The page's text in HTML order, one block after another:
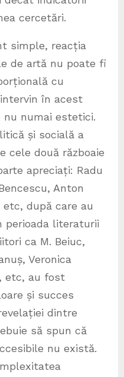
cercetări.
simple, reacția
de artă nu poate fi
cu
în acest
nu numai estetici.
și socială a
cele două războaie
apreciați: Radu
Anton
etc, după care au
perioada literaturii
ca M. Beiuc,
Veronica
etc, au fost
și succes
dintre
să spun că
nu există.